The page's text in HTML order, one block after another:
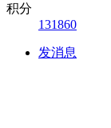
积分
131860
发消息